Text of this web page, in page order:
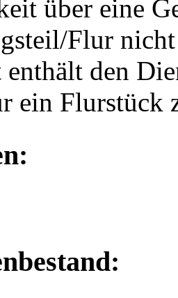
über eine
Flur
den
ein Flurstück